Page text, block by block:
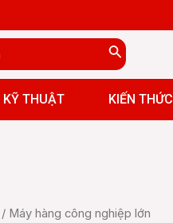
KỸ THUẬT KIẾN THỨC
/ Máy hàng công nghiệp lớn